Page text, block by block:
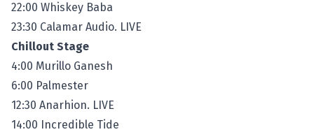
22:00 Whiskey Baba
23:30 Calamar Audio. LIVE
Chillout Stage
4:00 Murillo Ganesh
6:00 Palmester
12:30 Anarhion. LIVE
14:00 Incredible Tide